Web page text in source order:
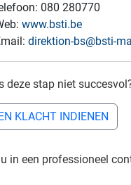
080 280770
www.bsti.be
direktion-bs@bsti-
deze stap niet
KLACHT INDIENEN
in een professioneel